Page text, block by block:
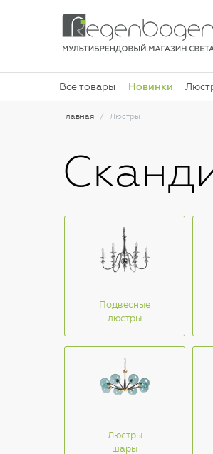
Все товары Новинки
Главная Люстры
Подвесные
люстры
Люстры
шары